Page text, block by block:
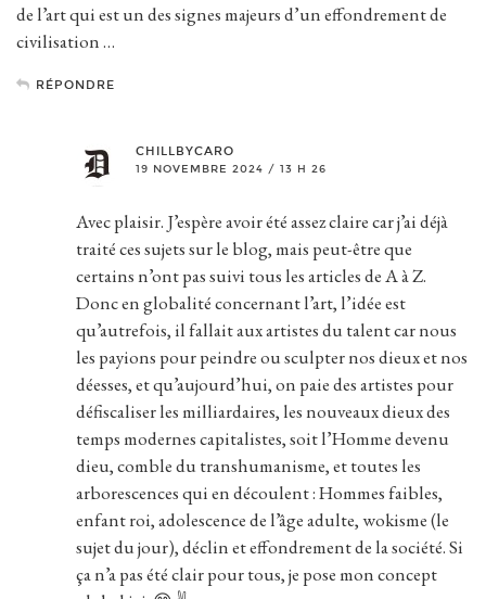
de l’art qui est un des signes majeurs d’un effondrement de
civilisation …
RÉPONDRE
CHILLBYCARO
19 NOVEMBRE 2024 / 13 H 26
Avec plaisir. J’espère avoir été assez claire car j’ai déjà
traité ces sujets sur le blog, mais peut-être que
certains n’ont pas suivi tous les articles de A à Z.
Donc en globalité concernant l’art, l’idée est
qu’autrefois, il fallait aux artistes du talent car nous
les payions pour peindre ou sculpter nos dieux et nos
déesses, et qu’aujourd’hui, on paie des artistes pour
défiscaliser les milliardaires, les nouveaux dieux des
temps modernes capitalistes, soit l’Homme devenu
dieu, comble du transhumanisme, et toutes les
arborescences qui en découlent : Hommes faibles,
enfant roi, adolescence de l’âge adulte, wokisme (le
sujet du jour), déclin et effondrement de la société. Si
ça n’a pas été clair pour tous, je pose mon concept